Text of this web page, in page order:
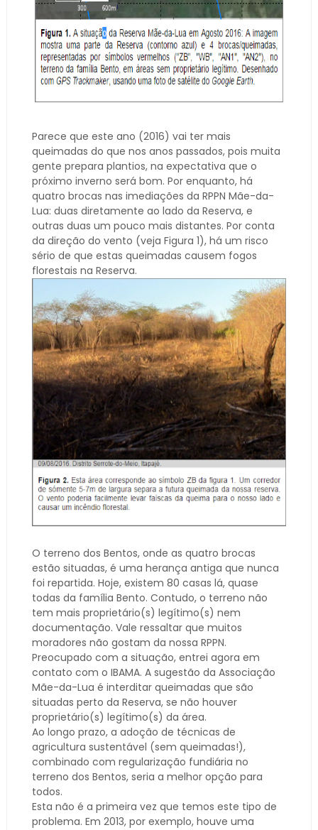
Parece que este ano (2016) vai ter mais
queimadas do que nos anos passados, pois muita
gente prepara plantios, na expectativa que o
próximo inverno será bom. Por enquanto, há
quatro brocas nas imediações da RPPN Mãe-da-
Lua: duas diretamente ao lado da Reserva, e
outras duas um pouco mais distantes. Por conta
da direção do vento (veja Figura 1), há um risco
sério de que estas queimadas causem fogos
florestais na Reserva.
O terreno dos Bentos, onde as quatro brocas
estão situadas, é uma herança antiga que nunca
foi repartida. Hoje, existem 80 casas lá, quase
todas da família Bento. Contudo, o terreno não
tem mais proprietário(s) legítimo(s) nem
documentação. Vale ressaltar que muitos
moradores não gostam da nossa RPPN.
Preocupado com a situação, entrei agora em
contato com o IBAMA. A sugestão da Associação
Mãe-da-Lua é interditar queimadas que são
situadas perto da Reserva, se não houver
proprietário(s) legítimo(s) da área.
Ao longo prazo, a adoção de técnicas de
agricultura sustentável (sem queimadas!),
combinado com regularização fundiária no
terreno dos Bentos, seria a melhor opção para
todos.
Esta não é a primeira vez que temos este tipo de
problema. Em 2013, por exemplo, houve uma